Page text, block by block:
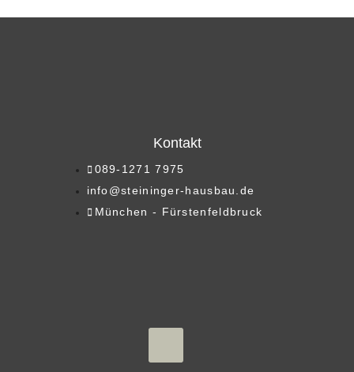
Kontakt
089-1271 7975
info@steininger-hausbau.de
München - Fürstenfeldbruck